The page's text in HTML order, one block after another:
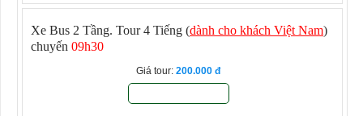
Xe Bus 2 Tầng. Tour 4 Tiếng (dành cho khách Việt Nam)
chuyến 09h30
Giá tour: 200.000